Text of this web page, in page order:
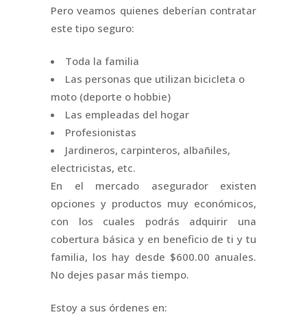
Pero veamos quienes deberían contratar
este tipo seguro:
Toda la familia
Las personas que utilizan bicicleta o
moto (deporte o hobbie)
Las empleadas del hogar
Profesionistas
Jardineros, carpinteros, albañiles,
electricistas, etc.
En el mercado asegurador existen
opciones y productos muy económicos,
con los cuales podrás adquirir una
cobertura básica y en beneficio de ti y tu
familia, los hay desde $600.00 anuales.
No dejes pasar más tiempo.
Estoy a sus órdenes en: